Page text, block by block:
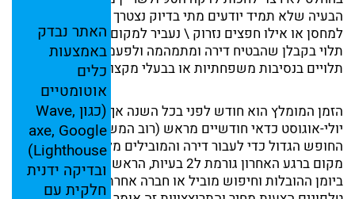
האתר נבדק
באמצעות
כלים
אוטומטיים
(כגון Wave,
axe, Google
Lighthouse)
ובדיקה ידנית
חלקית עם
הבעיה שלא תמיד יודעים מתי בדיוק נצטרך ואילו חפצים ניקח
למחסן או אילו חפצים נזרוק \ נעביר למקום אחר. לפעמים זה
תלוי בקבלן שהבטיח דירה ומתמהמה ולפעמים זה בגלל שאנו
תלויים בנסיבות משפחתיות או בבעלי מקצוע.
הזמן המומלץ הוא חודש לפני בכל השנה אך לקראת
יולי-אוגוסט כדאי חודשיים מראש (רוב המשפחות מנצלים את
החופש הגדול כדי לעבור דירה והמובילים מלאים) הזמנת
מקום ברגע האחרון גורמת ל2 בעיות, הראשונה חוסר מקום
ביומן ההובלות וחיפוש מוביל או חברה אחרת מה שגורם הרבה